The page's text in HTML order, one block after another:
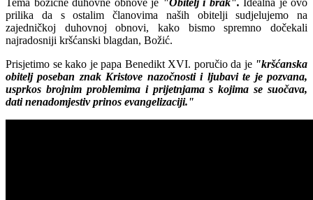
prilika da s ostalim članovima naših obitelji sudjelujemo na
zajedničkoj duhovnoj obnovi, kako bismo spremno dočekali
najradosniji kršćanski blagdan, Božić.
Prisjetimo se kako je papa Benedikt XVI. poručio da je"kršćanska
obitelj poseban znak Kristove nazočnosti i ljubavi te je pozvana,
usprkos brojnim problemima i prijetnjama s kojima se suočava,
dati nenadomjestiv prinos evangelizaciji."